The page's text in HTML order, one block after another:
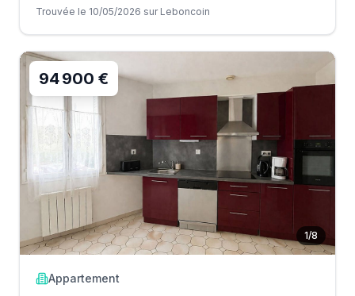
Trouvée le 10/05/2026 sur Leboncoin
1/8
94 900 €
Appartement